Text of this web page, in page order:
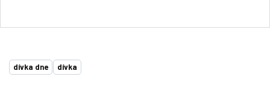
dívka dne dívka